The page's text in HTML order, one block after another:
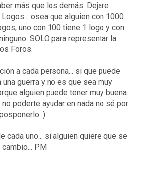
más que los demás. Dejare
osea que alguien con 1000
uno con 100 tiene 1 logo y con
SOLO para representar la
Foros.
a cada persona... si que puede
guerra y no es que sea muy
alguien puede tener muy buena
poderte ayudar en nada no sé por
:)
cada uno... si alguien quiere que se
PM